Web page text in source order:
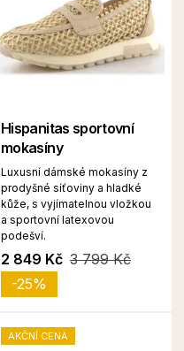
Hispanitas sportovní
mokasíny
Luxusní dámské mokasíny z
prodyšné síťoviny a hladké
kůže, s vyjímatelnou vložkou
a sportovní latexovou
podešví.
2 849 Kč 3 799 Kč
-25%
AKČNÍ CENA